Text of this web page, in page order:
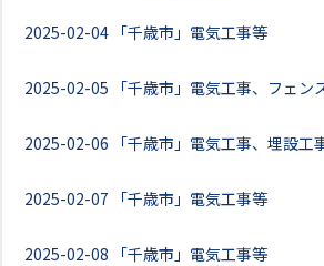
2025-02-04 「千歳市」電気工事等
2025-02-05 「千歳市」電気工事、フェン
2025-02-06 「千歳市」電気工事、埋設工
2025-02-07 「千歳市」電気工事等
2025-02-08 「千歳市」電気工事等